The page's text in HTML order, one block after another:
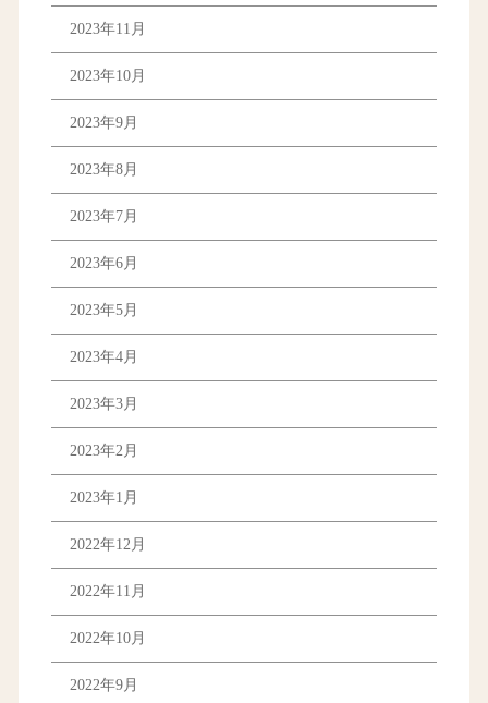
2023年11月
2023年10月
2023年9月
2023年8月
2023年7月
2023年6月
2023年5月
2023年4月
2023年3月
2023年2月
2023年1月
2022年12月
2022年11月
2022年10月
2022年9月